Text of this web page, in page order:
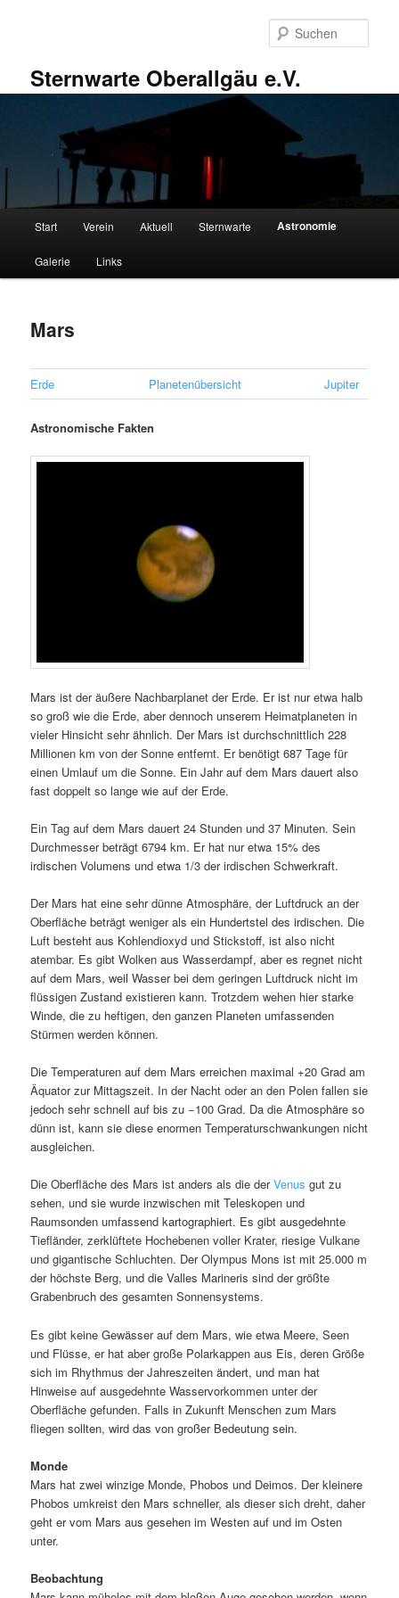
Sternwarte Oberallgäu e.V.
Start Verein Aktuell Sternwarte Astronomie
Galerie Links
Mars
Erde Planetenübersicht Jupiter
Astronomische Fakten
Mars ist der äußere Nachbarplanet der Erde. Er ist nur etwa halb
so groß wie die Erde, aber dennoch unserem Heimatplaneten in
vieler Hinsicht sehr ähnlich. Der Mars ist durchschnittlich 228
Millionen km von der Sonne entfernt. Er benötigt 687 Tage für
einen Umlauf um die Sonne. Ein Jahr auf dem Mars dauert also
fast doppelt so lange wie auf der Erde.
Ein Tag auf dem Mars dauert 24 Stunden und 37 Minuten. Sein
Durchmesser beträgt 6794 km. Er hat nur etwa 15% des
irdischen Volumens und etwa 1/3 der irdischen Schwerkraft.
Der Mars hat eine sehr dünne Atmosphäre, der Luftdruck an der
Oberfläche beträgt weniger als ein Hundertstel des irdischen. Die
Luft besteht aus Kohlendioxyd und Stickstoff, ist also nicht
atembar. Es gibt Wolken aus Wasserdampf, aber es regnet nicht
auf dem Mars, weil Wasser bei dem geringen Luftdruck nicht im
flüssigen Zustand existieren kann. Trotzdem wehen hier starke
Winde, die zu heftigen, den ganzen Planeten umfassenden
Stürmen werden können.
Die Temperaturen auf dem Mars erreichen maximal +20 Grad am
Äquator zur Mittagszeit. In der Nacht oder an den Polen fallen sie
jedoch sehr schnell auf bis zu −100 Grad. Da die Atmosphäre so
dünn ist, kann sie diese enormen Temperaturschwankungen nicht
ausgleichen.
Die Oberfläche des Mars ist anders als die derVenusgut zu
sehen, und sie wurde inzwischen mit Teleskopen und
Raumsonden umfassend kartographiert. Es gibt ausgedehnte
Tiefländer, zerklüftete Hochebenen voller Krater, riesige Vulkane
und gigantische Schluchten. Der Olympus Mons ist mit 25.000 m
der höchste Berg, und die Valles Marineris sind der größte
Grabenbruch des gesamten Sonnensystems.
Es gibt keine Gewässer auf dem Mars, wie etwa Meere, Seen
und Flüsse, er hat aber große Polarkappen aus Eis, deren Größe
sich im Rhythmus der Jahreszeiten ändert, und man hat
Hinweise auf ausgedehnte Wasservorkommen unter der
Oberfläche gefunden. Falls in Zukunft Menschen zum Mars
fliegen sollten, wird das von großer Bedeutung sein.
Monde
Mars hat zwei winzige Monde, Phobos und Deimos. Der kleinere
Phobos umkreist den Mars schneller, als dieser sich dreht, daher
geht er vom Mars aus gesehen im Westen auf und im Osten
unter.
Beobachtung